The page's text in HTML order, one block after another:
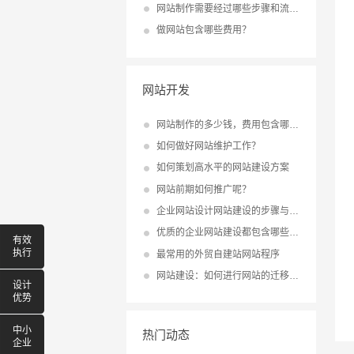
网站制作需要经过哪些步骤和流程？
做网站包含哪些费用？
网站开发
如何做好网站维护工作？
如何策划高水平的网站建设方案
网站前期如何推广呢？
企业网站设计网站建设的步骤与流程
优质的企业网站建设都包含哪些内容？
最常用的外贸自建站网站程序
网站建设：如何进行网站的迁移与升级？
热门动态
有效
执行
设计
优势
中小
企业